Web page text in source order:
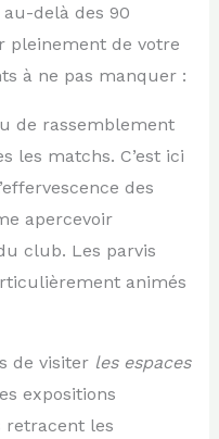
delà des 90
pleinement de votre
à ne pas manquer :
de rassemblement
les matchs. C’est ici
des
apercevoir
club. Les parvis
animés
de visiter les espaces
expositions
retracent les